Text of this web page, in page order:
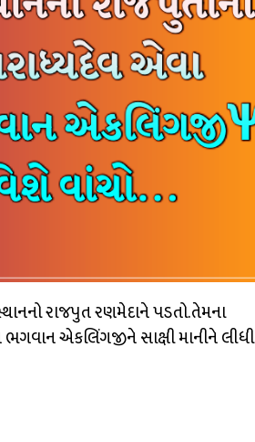
રાજપુત રણમેદાને પડતો.તેમના
એકલિંગજીને સાક્ષી માનીને લીધી